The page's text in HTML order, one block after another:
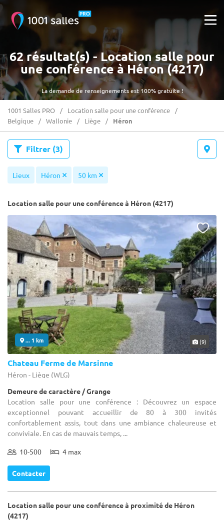
La demande de renseignements est 100% gratuite !
62 résultat(s) - Location salle pour
une conférence à Héron (4217)
1001 Salles PRO
Location salle pour une conférence
Belgique
Wallonie Liège Héron
Filtrer (3)
Lieux Héron 50 km
Location salle pour une conférence à Héron (4217)
... 1 km (9)
Chateau Ferme de Marsinne
Héron - Liège (WLG)
Demeure de caractère / Grange
Location salle pour une conférence : Découvrez un espace
exceptionnel pouvant accueillir de 80 à 300 invités
confortablement assis, tout dans une ambiance chaleureuse et
conviviale. En cas de mauvais temps, ...
10-500 4 max
Contacter
Location salle pour une conférence à proximité de Héron
(4217)